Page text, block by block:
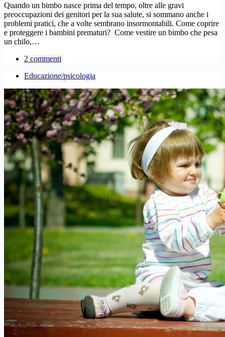
Quando un bimbo nasce prima del tempo, oltre alle gravi
preoccupazioni dei genitori per la sua salute, si sommano anche i
problemi pratici, che a volte sembrano insormontabili. Come coprire
e proteggere i bambini prematuri? Come vestire un bimbo che pesa
un chilo,…
2 commenti
Educazione/psicologia